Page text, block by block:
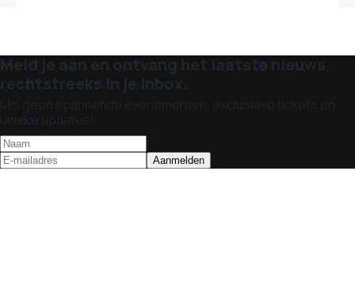
Meld je aan en ontvang het laatste nieuws
rechtstreeks in je inbox.
Mis geen spannende evenementen, exclusieve tickets en
unieke updates!